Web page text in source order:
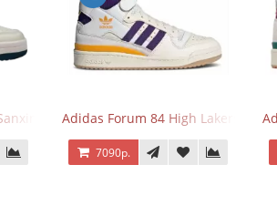
Adidas Forum 84 High Lakers
7090р.